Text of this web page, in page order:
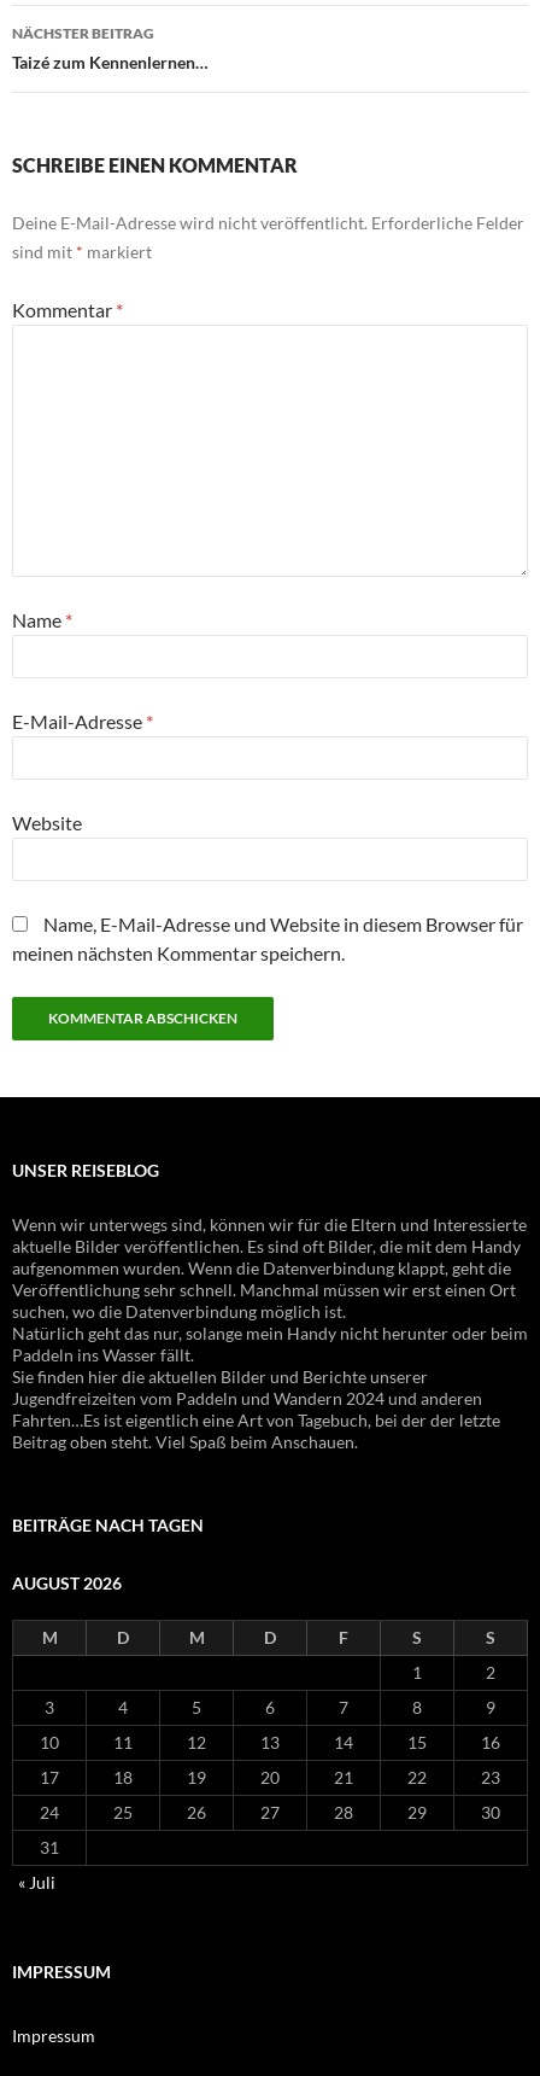
NÄCHSTER BEITRAG
Taizé zum Kennenlernen…
SCHREIBE EINEN KOMMENTAR
Deine E-Mail-Adresse wird nicht veröffentlicht. Erforderliche Felder
sind mit * markiert
Kommentar *
Name *
E-Mail-Adresse *
Website
Name, E-Mail-Adresse und Website in diesem Browser für
meinen nächsten Kommentar speichern.
UNSER REISEBLOG
Wenn wir unterwegs sind, können wir für die Eltern und Interessierte
aktuelle Bilder veröffentlichen. Es sind oft Bilder, die mit dem Handy
aufgenommen wurden. Wenn die Datenverbindung klappt, geht die
Veröffentlichung sehr schnell. Manchmal müssen wir erst einen Ort
suchen, wo die Datenverbindung möglich ist.
Natürlich geht das nur, solange mein Handy nicht herunter oder beim
Paddeln ins Wasser fällt.
Sie finden hier die aktuellen Bilder und Berichte unserer
Jugendfreizeiten vom Paddeln und Wandern 2024 und anderen
Fahrten…Es ist eigentlich eine Art von Tagebuch, bei der der letzte
Beitrag oben steht. Viel Spaß beim Anschauen.
BEITRÄGE NACH TAGEN
AUGUST 2026
M D M D F S
S
1
2
3
4 5 6 7 8
9
10
11 12 13 14 15
16
17
18 19 20 21 22
23
24
25 26 27 28 29
30
31
« Juli
IMPRESSUM
Impressum